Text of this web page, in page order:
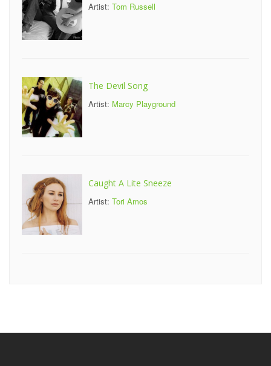
Artist: Tom Russell
The Devil Song
Artist: Marcy Playground
Caught A Lite Sneeze
Artist: Tori Amos